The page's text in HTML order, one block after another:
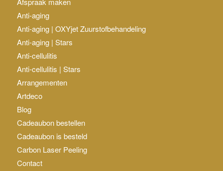
Anti-aging
Anti-aging | OXYjet Zuurstofbehandeling
Anti-aging | Stars
Anti-cellulitis
Anti-cellulitis | Stars
Arrangementen
Artdeco
Blog
Cadeaubon bestellen
Cadeaubon is besteld
Carbon Laser Peeling
Contact